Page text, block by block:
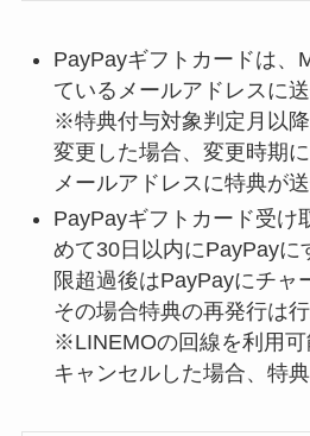
PayPayギフトカードは、
ているメールアドレスに
※特典付与対象判定月以
変更した場合、変更時期
メールアドレスに特典が
PayPayギフトカード受け
めて30日以内にPayPayに
限超過後はPayPayにチャ
その場合特典の再発行は
※LINEMOの回線を利用
キャンセルした場合、特